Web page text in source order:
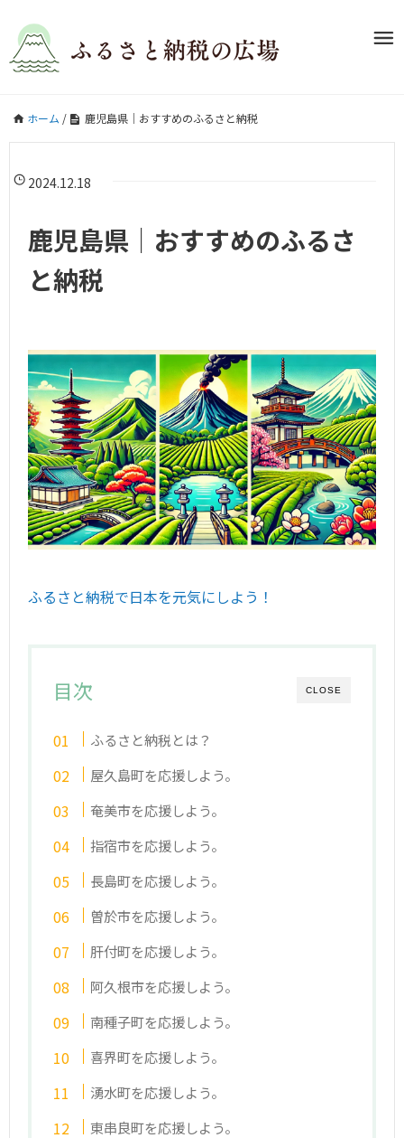
ホーム / 鹿児島県｜おすすめのふるさと納税
2024.12.18
鹿児島県｜おすすめのふるさ
と納税
ふるさと納税で日本を元気にしよう！
CLOSE
目次
ふるさと納税とは？
屋久島町を応援しよう。
奄美市を応援しよう。
指宿市を応援しよう。
長島町を応援しよう。
曽於市を応援しよう。
肝付町を応援しよう。
阿久根市を応援しよう。
南種子町を応援しよう。
喜界町を応援しよう。
湧水町を応援しよう。
東串良町を応援しよう。